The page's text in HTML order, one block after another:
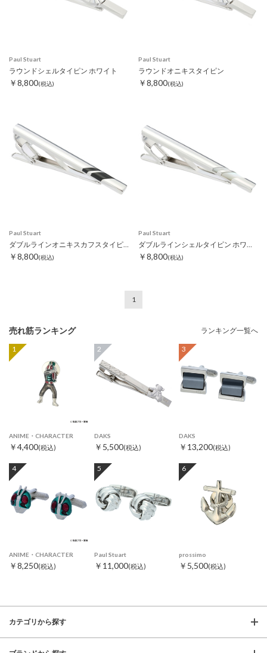
Paul Stuart
ラウンドシェルタイピン ホワイト
￥8,800(税込)
Paul Stuart
ラウンドオニキスタイピン
￥8,800(税込)
Paul Stuart
ダブルラインオニキスカフスタイピン
￥8,800(税込)
Paul Stuart
ダブルラインシェルタイピン ホワイト
￥8,800(税込)
1
売れ筋ランキング ランキング一覧へ
1
ANIME・CHARACTER
￥4,400(税込)
2
DAKS
￥5,500(税込)
3
DAKS
￥13,200(税込)
4
ANIME・CHARACTER
￥8,250(税込)
5
Paul Stuart
￥11,000(税込)
6
prossimo
￥5,500(税込)
カテゴリから探す